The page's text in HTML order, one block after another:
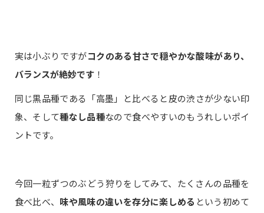
実は小ぶりですがコクのある甘さで穏やかな酸味があり、
バランスが絶妙です！
同じ黒品種である「高墨」と比べると皮の渋さが少ない印
象、そして種なし品種なので食べやすいのもうれしいポイ
ントです。
今回一粒ずつのぶどう狩りをしてみて、たくさんの品種を
食べ比べ、 味や風味の違いを存分に楽しめる という初めて